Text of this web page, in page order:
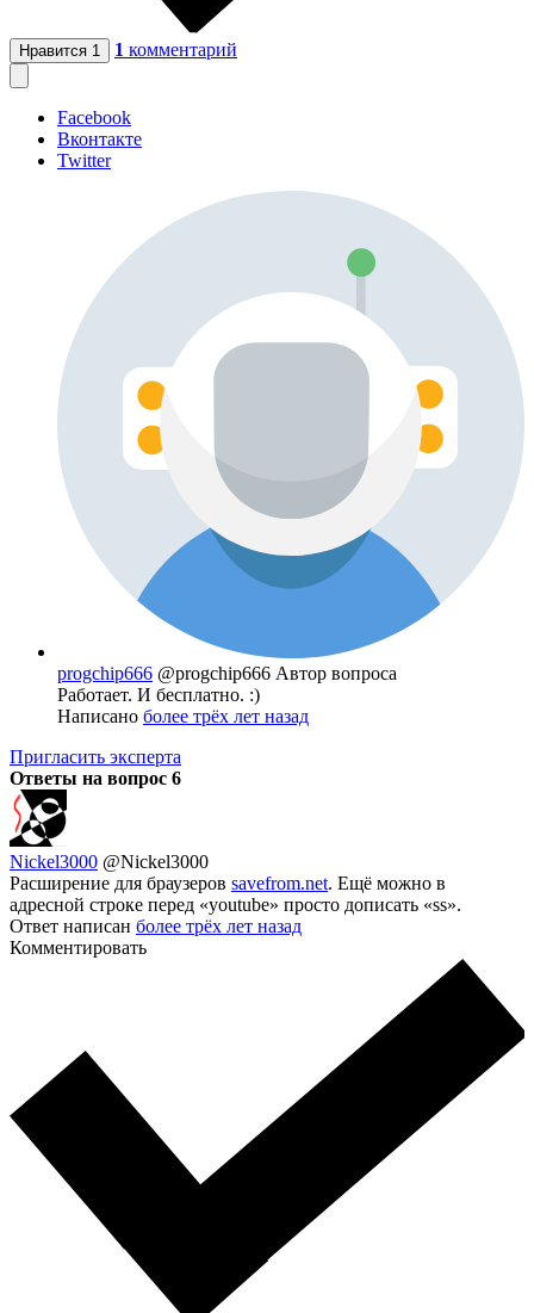
Нравится 1 1 комментарий
Facebook
Вконтакте
Twitter
progchip666 @progchip666 Автор вопроса
Работает. И бесплатно. :)
Написано более трёх лет назад
Пригласить эксперта
Ответы на вопрос 6
Nickel3000 @Nickel3000
Расширение для браузеров savefrom.net. Ещё можно в
адресной строке перед «youtube» просто дописать «ss».
Ответ написан более трёх лет назад
Комментировать